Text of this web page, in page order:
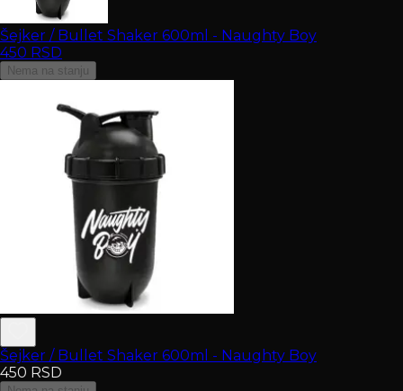
Šejker / Bullet Shaker 600ml - Naughty Boy
450 RSD
Nema na stanju
Šejker / Bullet Shaker 600ml - Naughty Boy
450 RSD